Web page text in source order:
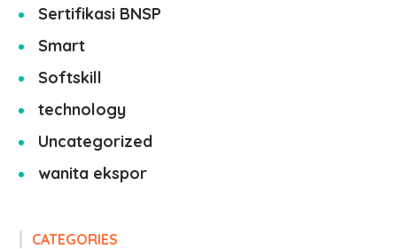
Sertifikasi BNSP
Smart
Softskill
technology
Uncategorized
wanita ekspor
CATEGORIES